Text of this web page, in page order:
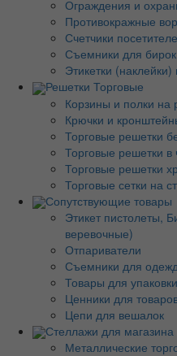
Ограждения и
Противокражные
Счетчики
Съемники для бирок
Этикетки (наклейки)
Решетки Торговые
Корзины и полки на
Крючки и
Торговые решетки
Торговые решетки в
Торговые решетки
Торговые сетки на
Сопутствующие товары
Этикет пистолеты,
веревочные)
Отпариватели
Съемники для
Товары для упаковки
Ценники для
Цепи для вешалок
Стеллажи для магазина
Металлические